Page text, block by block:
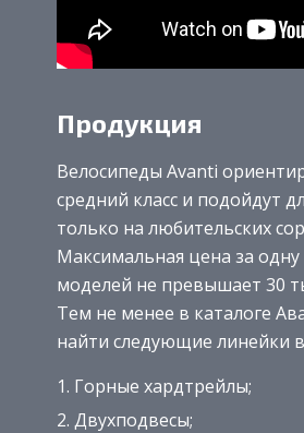
Продукция
Велосипеды Avanti
средний класс и подойдут
только на любительских
Максимальная цена за
моделей не превышает 30
Тем не менее в каталоге
найти следующие линейки
Горные хардтрейлы;
Двухподвесы;